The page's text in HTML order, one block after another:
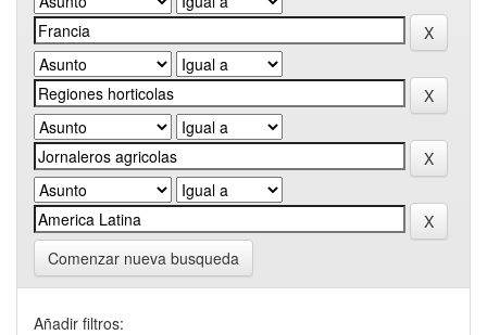
Comenzar nueva busqueda
Añadir filtros: